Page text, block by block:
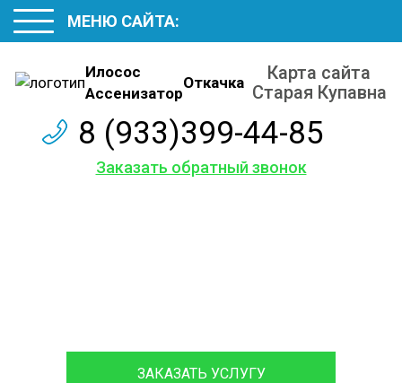
Илосос
Ассенизатор
Откачка
Карта сайта
Старая Купавна
8 (933)399-44-85
Заказать обратный звонок
МЕНЮ САЙТА:
ЗАКАЗАТЬ УСЛУГУ